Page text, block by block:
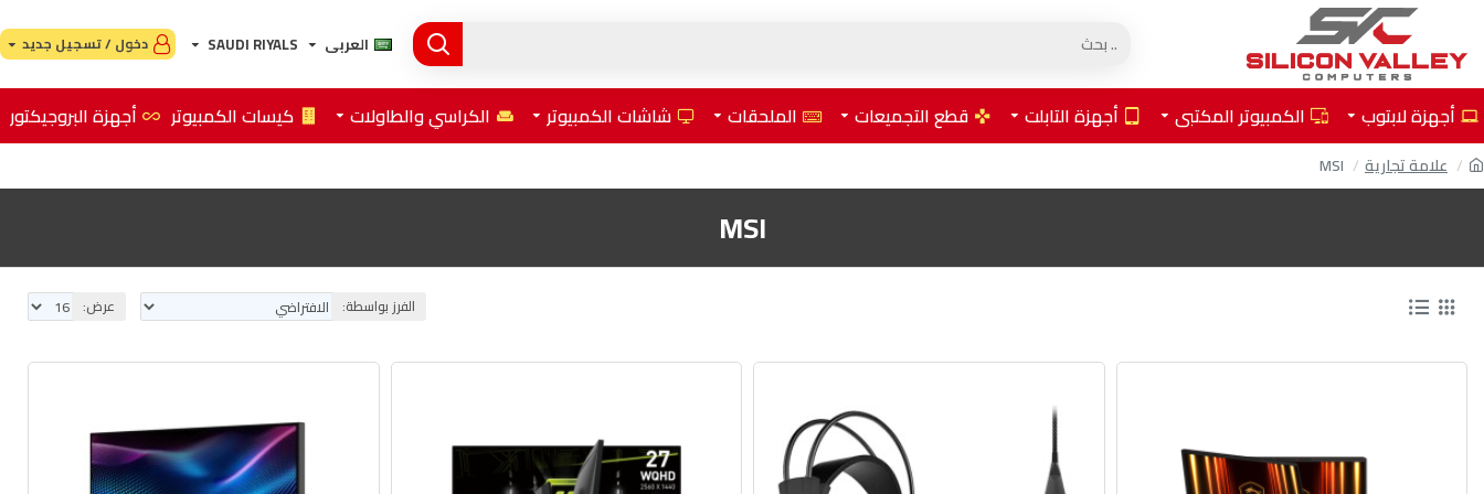
العربى SAUDI RIYALS دخول / تسجيل جديد
أجهزة لابتوب الكمبيوتر المكتبي أجهزة التابلت قطع التجميعات الملحقات شاشات الكمبيوتر الكراسي والطاولات كيسات الكمبيوتر أجهزة البروجيكتور
علامة تجارية MSI
MSI
الفرز بواسطة: عرض: